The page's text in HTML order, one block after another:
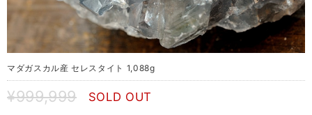
マダガスカル産 セレスタイト 1,088g
¥999,999 SOLD OUT